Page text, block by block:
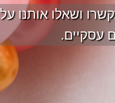
ושאלו אותנו על
עסקיים.